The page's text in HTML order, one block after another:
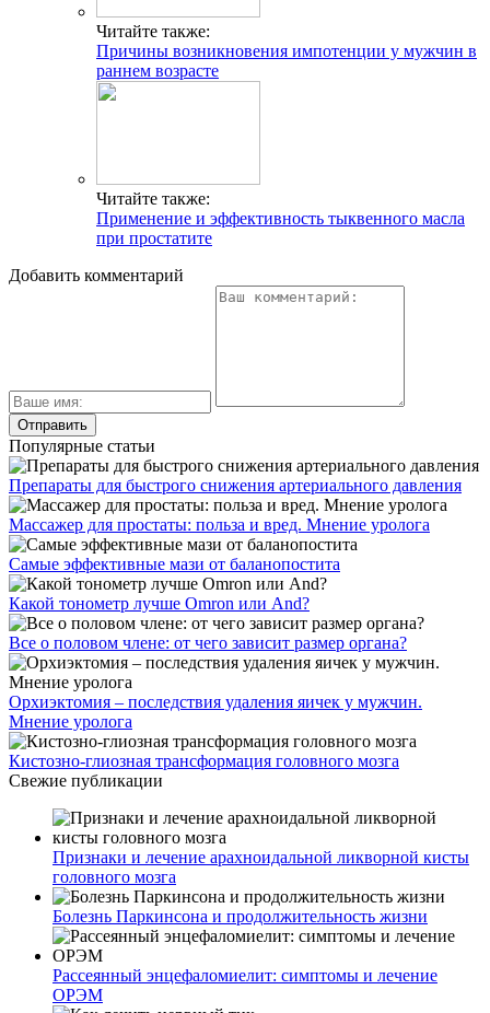
Читайте также:
Причины возникновения импотенции у мужчин в
раннем возрасте
Читайте также:
Применение и эффективность тыквенного масла
при простатите
Добавить комментарий
Популярные статьи
Препараты для быстрого снижения артериального давления
Массажер для простаты: польза и вред. Мнение уролога
Самые эффективные мази от баланопостита
Какой тонометр лучше Omron или And?
Все о половом члене: от чего зависит размер органа?
Орхиэктомия – последствия удаления яичек у мужчин.
Мнение уролога
Кистозно-глиозная трансформация головного мозга
Свежие публикации
Признаки и лечение арахноидальной ликворной кисты
головного мозга
Болезнь Паркинсона и продолжительность жизни
Рассеянный энцефаломиелит: симптомы и лечение
ОРЭМ